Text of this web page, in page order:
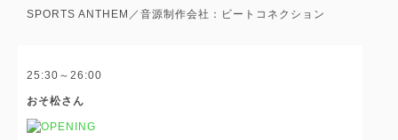
SPORTS ANTHEM／音源制作会社：ビートコネクション
25:30～26:00
おそ松さん